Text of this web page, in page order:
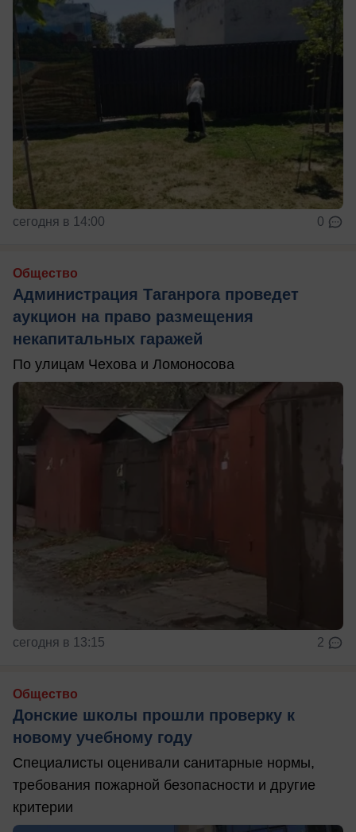
сегодня в 14:00 0
Общество
Администрация Таганрога проведет
аукцион на право размещения
некапитальных гаражей
По улицам Чехова и Ломоносова
сегодня в 13:15 2
Общество
Донские школы прошли проверку к
новому учебному году
Специалисты оценивали санитарные нормы,
требования пожарной безопасности и другие
критерии